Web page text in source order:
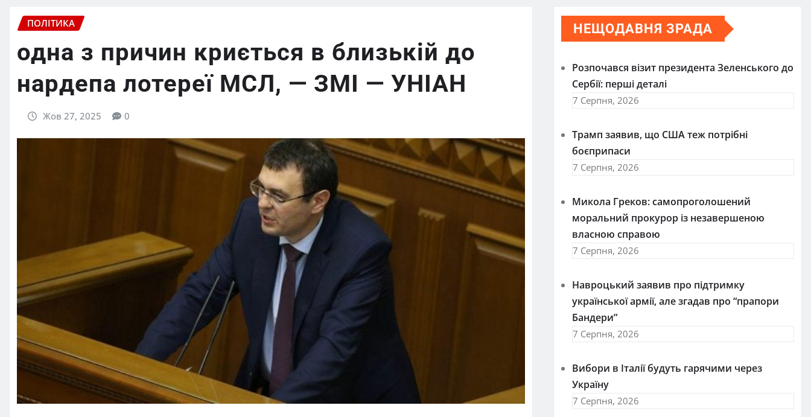
ПОЛІТИКА
одна з причин криється в близькій до
нардепа лотереї МСЛ, — ЗМІ — УНІАН
Жов 27, 2025 0
НЕЩОДАВНЯ ЗРАДА
Розпочався візит президента Зеленського до
Сербії: перші деталі
7 Серпня, 2026
Трамп заявив, що США теж потрібні
боєприпаси
7 Серпня, 2026
Микола Греков: самопроголошений
моральний прокурор із незавершеною
власною справою
7 Серпня, 2026
Навроцький заявив про підтримку
української армії, але згадав про “прапори
Бандери”
7 Серпня, 2026
Вибори в Італії будуть гарячими через
Україну
7 Серпня, 2026